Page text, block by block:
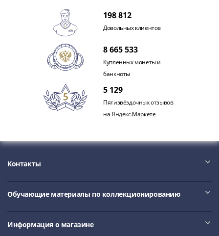
198 812
Довольных клиентов
8 665 533
Купленных монеты и
банкноты
5 129
Пятизвёздочных отзывов
на Яндекс.Маркете
Контакты
Обучающие материалы по коллекционированию
Информация о магазине